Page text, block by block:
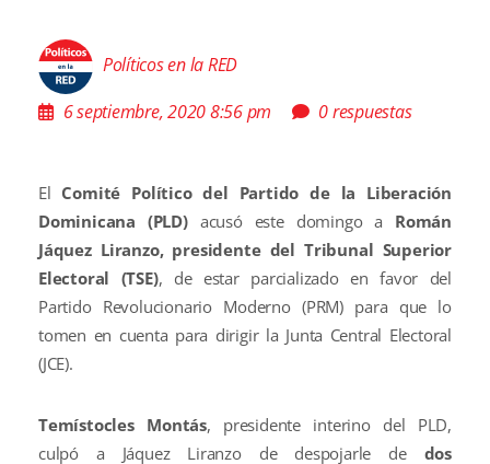
Políticos en la RED
6 septiembre, 2020 8:56 pm
0 respuestas
El Comité Político del Partido de la Liberación
Dominicana (PLD)acusó este domingo a Román
Jáquez Liranzo, presidente del Tribunal Superior
Electoral (TSE), de estar parcializado en favor del
Partido Revolucionario Moderno (PRM) para que lo
tomen en cuenta para dirigir la Junta Central Electoral
(JCE).
Temístocles Montás, presidente interino del PLD,
culpó a Jáquez Liranzo de despojarle de dos